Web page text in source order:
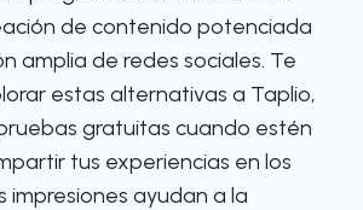
de contenido potenciada
amplia de redes sociales. Te
estas alternativas a Taplio,
gratuitas cuando estén
tus experiencias en los
impresiones ayudan a la